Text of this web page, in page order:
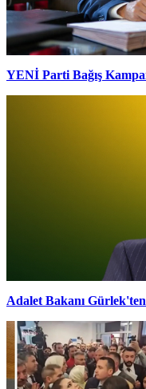
YENİ Parti Bağış
Adalet Bakanı